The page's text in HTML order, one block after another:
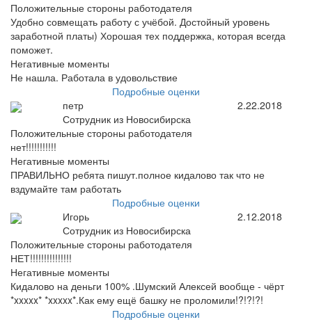
Положительные стороны работодателя
Удобно совмещать работу с учёбой. Достойный уровень
заработной платы) Хорошая тех поддержка, которая всегда
поможет.
Негативные моменты
Не нашла. Работала в удовольствие
Подробные оценки
петр
Сотрудник из Новосибирска
2.22.2018
Положительные стороны работодателя
нет!!!!!!!!!!!
Негативные моменты
ПРАВИЛЬНО ребята пишут.полное кидалово так что не
вздумайте там работать
Подробные оценки
Игорь
Сотрудник из Новосибирска
2.12.2018
Положительные стороны работодателя
НЕТ!!!!!!!!!!!!!!!
Негативные моменты
Кидалово на деньги 100% .Шумский Алексей вообще - чёрт
*xxxxx* *xxxxx*.Как ему ещё башку не проломили!?!?!?!
Подробные оценки